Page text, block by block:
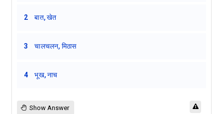
2 बात, खेत
3 चालचलन, मिठास
4 भूख, नाच
Show Answer